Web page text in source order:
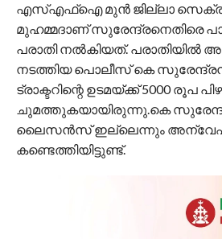
എസ്എഫ്‌ഐ മുന്‍ ജില്ലാ
മുഹമ്മദാണ് സുരേന്ദ്രനെതിരെ
പരാതി നല്‍കിയത്. പരാതിയില്‍
നടത്തിയ പൊലീസ് കെ
ട്രാക്ടറിന്റെ ഉടമയ്ക്ക് 5000 രൂപ പിഴ
ചുമത്തുകയായിരുന്നു.കെ
ലൈസന്‍സ് ഇല്ലെന്നും
കണ്ടെത്തിയിട്ടുണ്ട്.